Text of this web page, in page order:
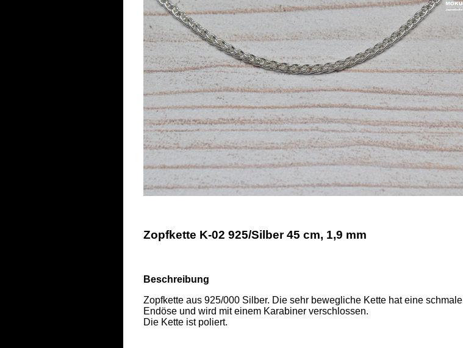
Zopfkette K-02 925/Silber 45 cm, 1,9 mm
Beschreibung
Zopfkette aus 925/000 Silber. Die sehr bewegliche Kette hat eine schmale
Endöse und wird mit einem Karabiner verschlossen.
Die Kette ist poliert.